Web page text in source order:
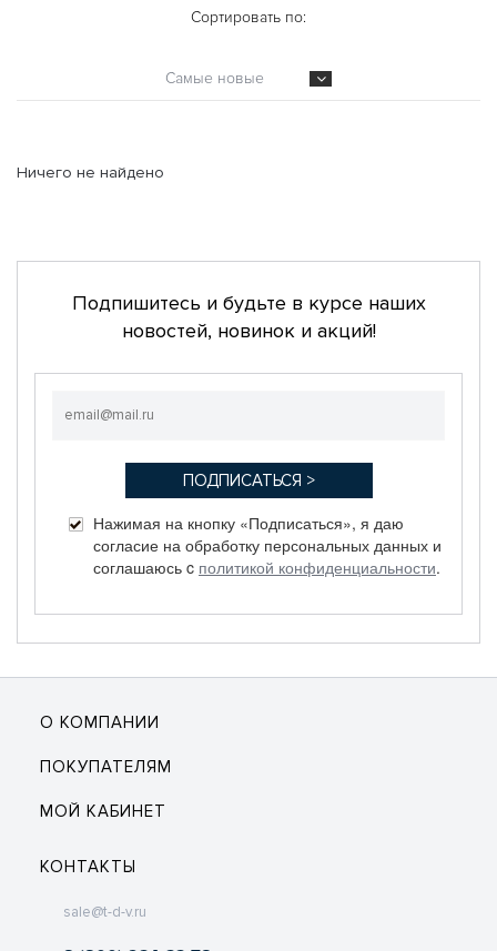
Сортировать по:
Самые новые
Ничего не найдено
Подпишитесь и будьте в курсе наших
новостей, новинок и акций!
Нажимая на кнопку «Подписаться», я даю
согласие на обработку персональных данных и
соглашаюсь c политикой конфиденциальности.
О КОМПАНИИ
ПОКУПАТЕЛЯМ
МОЙ КАБИНЕТ
КОНТАКТЫ
sale@t-d-v.ru